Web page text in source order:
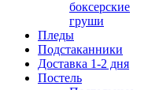
боксерские
груши
Пледы
Подстаканники
Доставка 1-2 дня
Постель